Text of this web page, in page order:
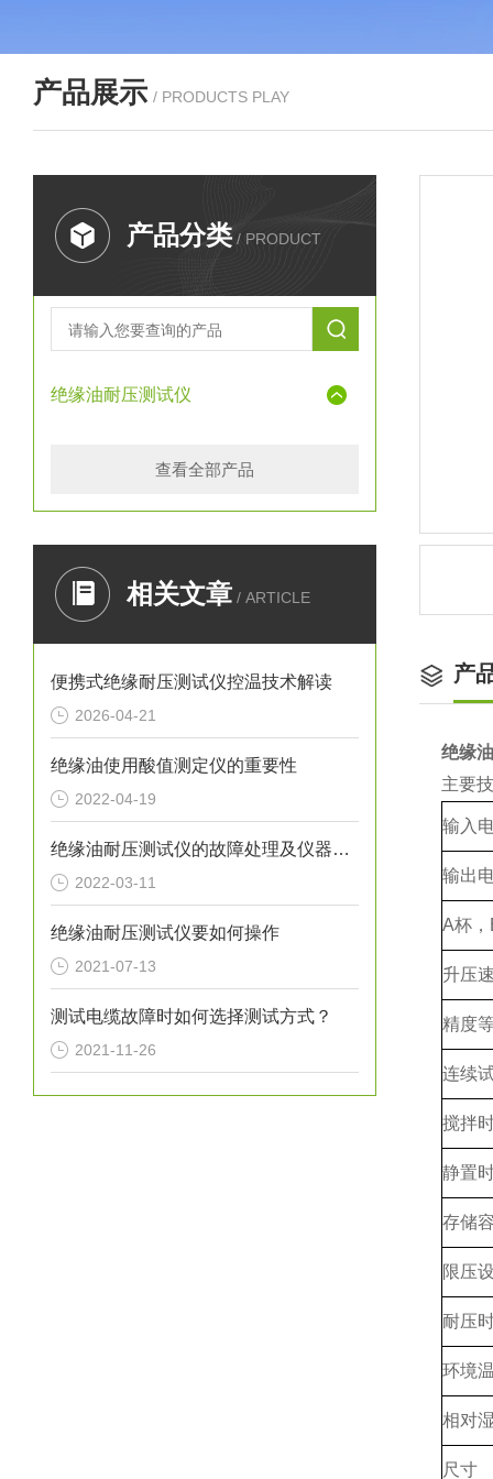
产品展示 / PRODUCTS PLAY
产品分类 / PRODUCT
绝缘油耐压测试仪
查看全部产品
相关文章 / ARTICLE
便携式绝缘耐压测试仪控温技术解读
2026-04-21
绝缘油使用酸值测定仪的重要性
2022-04-19
绝缘油耐压测试仪的故障处理及仪器保养
2022-03-11
绝缘油耐压测试仪要如何操作
2021-07-13
测试电缆故障时如何选择测试方式？
2021-11-26
产
绝缘
主要
输入
输出
A杯，
升压
精度
连续
搅拌
静置
存储
限压
耐压
环境
相对
尺寸